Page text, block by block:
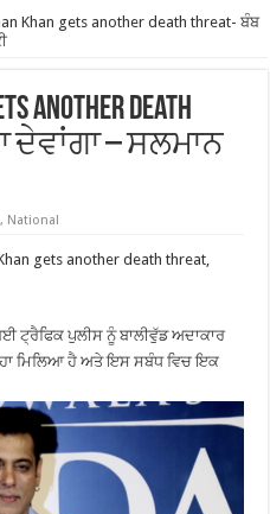
Khan gets another death threat- ਬੰਬ
another death
ਦੇਵਾਂਗਾ – ਸਲਮਾਨ
, National
gets another death threat,
ਟ੍ਰੈਫਿਕ ਪੁਲੀਸ ਨੂੰ ਬਾਲੀਵੁੱਡ ਅਦਾਕਾਰ
ਮਿਲਿਆ ਹੈ ਅਤੇ ਇਸ ਸਬੰਧ ਵਿਚ ਇਕ